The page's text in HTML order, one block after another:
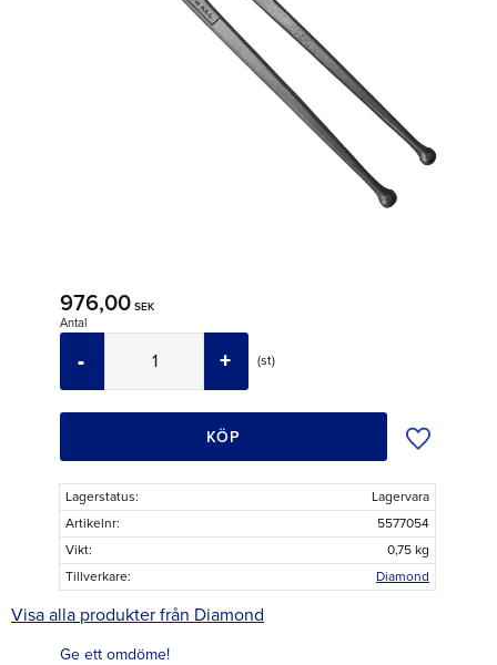
976,00 SEK
Antal
st
+
-
KÖP Lägg till i
Lagerstatus
Lagervara
Artikelnr
5577054
Vikt
0,75 kg
Tillverkare
Diamond
Visa alla produkter från Diamond
Ge ett omdöme!